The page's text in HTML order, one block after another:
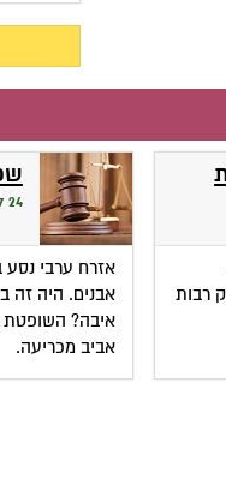
רבות
24 למרץ 2003
אזרח ערבי נסע
איבה?
אביב מכריעה.